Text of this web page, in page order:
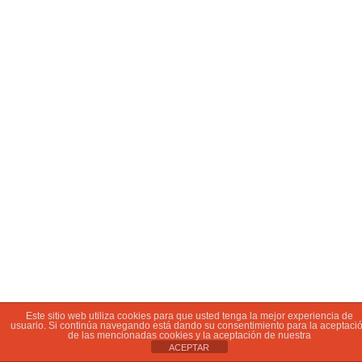
Este sitio web utiliza cookies para que usted tenga la mejor experiencia de
usuario. Si continúa navegando está dando su consentimiento para la
de las mencionadas cookies y la aceptación de nuestra
ACEPTAR